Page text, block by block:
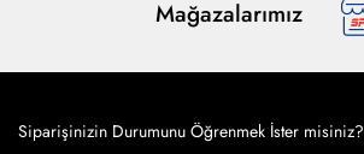
Mağazalarımız
Siparişinizin Durumunu Öğrenmek İster misiniz?